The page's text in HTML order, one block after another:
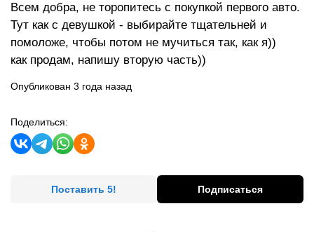
Всем добра, не торопитесь с покупкой первого авто.
Тут как с девушкой - выбирайте тщательней и
помоложе, чтобы потом не мучиться так, как я))
как продам, напишу вторую часть))
Опубликован 3 года назад
Поделиться:
Поставить 5! Подписаться